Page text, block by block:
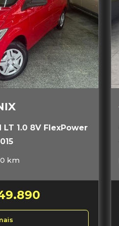
LT 1.0 8V FlexPower
km